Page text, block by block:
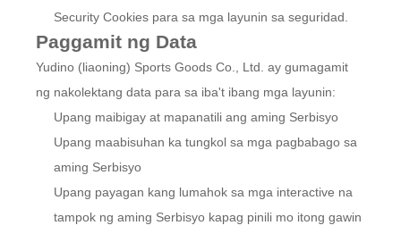
Security Cookies para sa mga layunin sa seguridad.
Paggamit ng Data
Yudino (liaoning) Sports Goods Co., Ltd. ay gumagamit
ng nakolektang data para sa iba't ibang mga layunin:
Upang maibigay at mapanatili ang aming Serbisyo
Upang maabisuhan ka tungkol sa mga pagbabago sa
aming Serbisyo
Upang payagan kang lumahok sa mga interactive na
tampok ng aming Serbisyo kapag pinili mo itong gawin